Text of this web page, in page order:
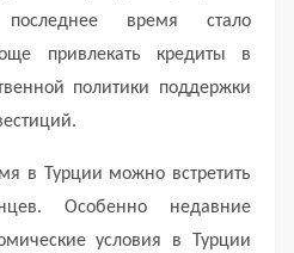
время стало
привлекать кредиты в
политики поддержки
в Турции можно встретить
Особенно недавние
условия в Турции